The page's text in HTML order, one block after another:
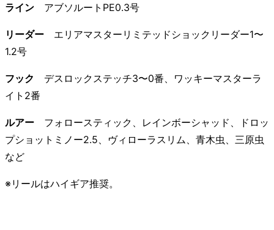
ライン アブソルートPE0.3号
リーダー エリアマスターリミテッドショックリーダー1〜
1.2号
フック デスロックステッチ3〜0番、ワッキーマスターラ
イト2番
ルアー フォロースティック、レインボーシャッド、ドロッ
プショットミノー2.5、ヴィローラスリム、青木虫、三原虫
など
※リールはハイギア推奨。